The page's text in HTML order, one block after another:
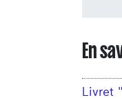
En
Livret